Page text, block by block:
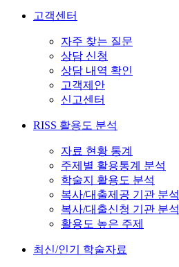
고객센터
자주 찾는 질문
상담 신청
상담 내역 확인
고객제안
신고센터
RISS 활용도 분석
자료 현황 통계
주제별 활용통계 분석
학술지 활용도 분석
복사/대출제공 기관 분석
복사/대출신청 기관 분석
활용도 높은 주제
최신/인기 학술자료